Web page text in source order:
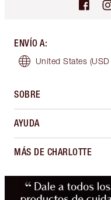
ENVÍO A:
United States
SOBRE
AYUDA
MÁS DE CHARLOTTE